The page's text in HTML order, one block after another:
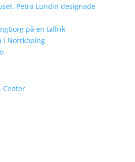
Petra Lundin designade
på en tallrik
i Norrköping
Center